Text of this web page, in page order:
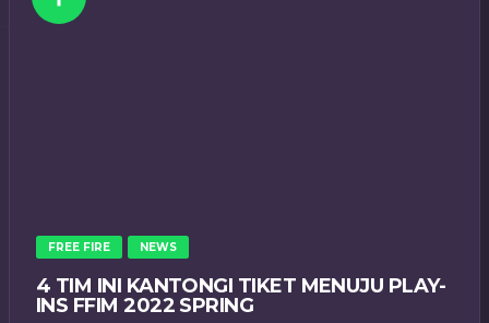
FREE FIRE NEWS
4 TIM INI KANTONGI TIKET MENUJU PLAY-
INS FFIM 2022 SPRING